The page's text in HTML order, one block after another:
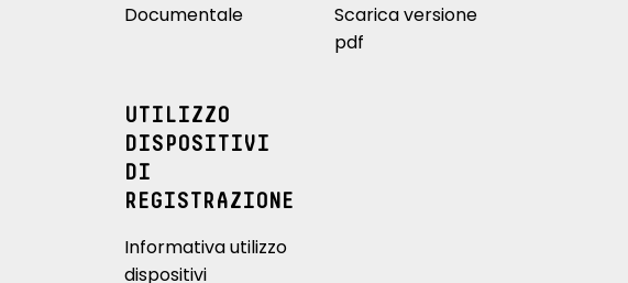
Documentale
Scarica versione
pdf
UTILIZZO
DISPOSITIVI
DI
REGISTRAZIONE
Informativa utilizzo
dispositivi